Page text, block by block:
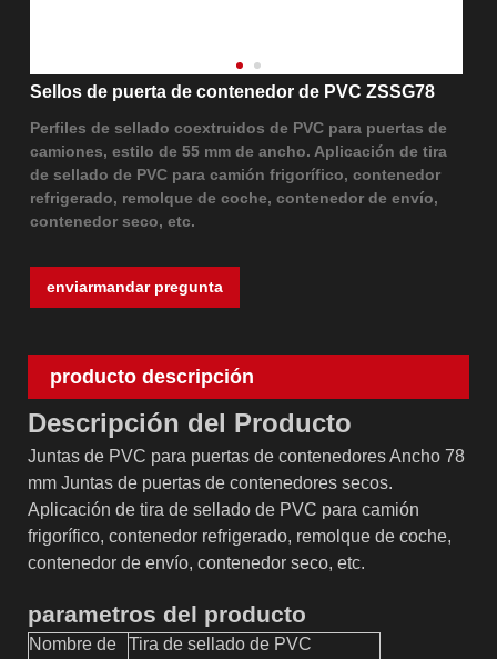
Sellos de puerta de contenedor de PVC ZSSG78
Perfiles de sellado coextruidos de PVC para puertas de
camiones, estilo de 55 mm de ancho. Aplicación de tira
de sellado de PVC para camión frigorífico, contenedor
refrigerado, remolque de coche, contenedor de envío,
contenedor seco, etc.
enviarmandar pregunta
producto descripción
Descripción del Producto
Juntas de PVC para puertas de contenedores Ancho 78
mm Juntas de puertas de contenedores secos.
Aplicación de tira de sellado de PVC para camión
frigorífico, contenedor refrigerado, remolque de coche,
contenedor de envío, contenedor seco, etc.
parametros del producto
Nombre de
Tira de sellado de PVC